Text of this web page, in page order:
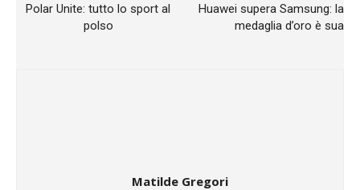
Polar Unite: tutto lo sport al
polso
Huawei supera Samsung: la
medaglia d’oro è sua
Matilde Gregori